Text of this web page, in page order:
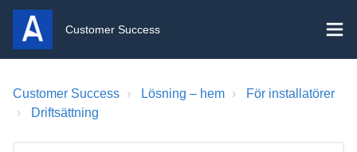
Customer Success
Customer Success Lösning – hem
För installatörer
Driftsättning